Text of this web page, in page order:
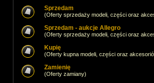
Sprzedam
(Oferty sprzedaży modeli, części oraz
Sprzedam - aukcje Allegro
(Oferty sprzedaży modeli, części oraz
Kupię
(Oferty kupna modeli, części oraz
Zamienię
(Oferty zamiany)